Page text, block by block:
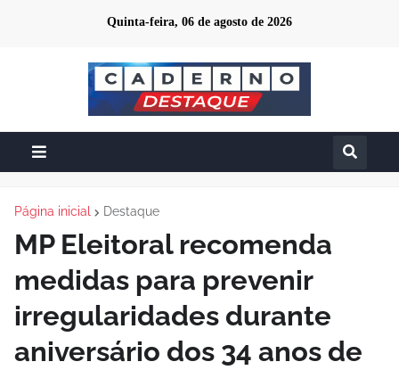
Quinta-feira, 06 de agosto de 2026
Página inicial Destaque
MP Eleitoral recomenda
medidas para prevenir
irregularidades durante
aniversário dos 34 anos de